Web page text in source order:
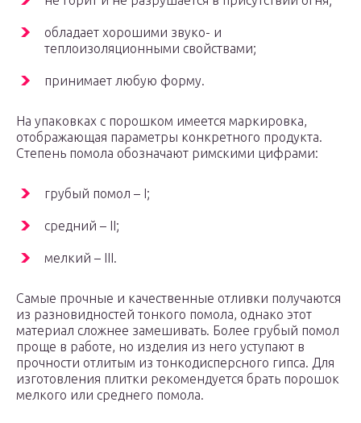
обладает хорошими звуко- и
теплоизоляционными свойствами;
принимает любую форму.
На упаковках с порошком имеется маркировка,
отображающая параметры конкретного продукта.
Степень помола обозначают римскими цифрами:
грубый помол – I;
средний – II;
мелкий – III.
Самые прочные и качественные отливки получаются
из разновидностей тонкого помола, однако этот
материал сложнее замешивать. Более грубый помол
проще в работе, но изделия из него уступают в
прочности отлитым из тонкодисперсного гипса. Для
изготовления плитки рекомендуется брать порошок
мелкого или среднего помола.